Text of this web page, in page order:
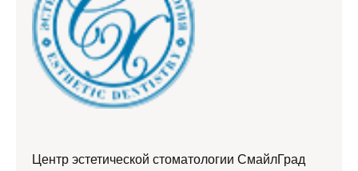
Центр эстетической стоматологии СмайлГрад